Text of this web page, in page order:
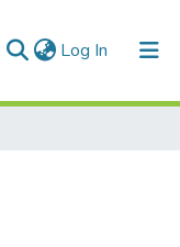
Log In (current)